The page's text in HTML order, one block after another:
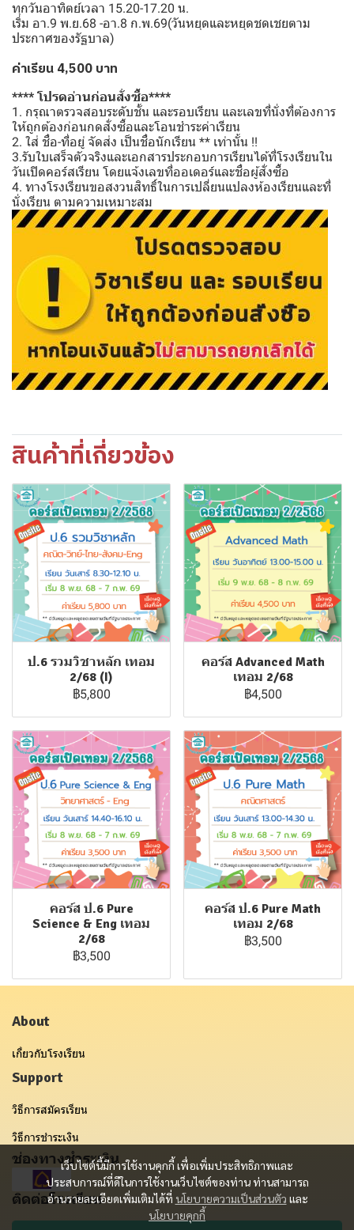
ทุกวันอาทิตย์เวลา 15.20-17.20 น.
เริ่ม อา.9 พ.ย.68 -อา.8 ก.พ.69(วันหยุดและหยุดชดเชยตาม
ประกาศของรัฐบาล)
ค่าเรียน 4,500 บาท
**** โปรดอ่านก่อนสั่งซื้อ****
1. กรุณาตรวจสอบระดับชั้น และรอบเรียน และเลขที่นั่งที่ต้องการ
ให้ถูกต้องก่อนกดสั่งซื้อและโอนชำระค่าเรียน
2. ใส่ ชื่อ-ที่อยู่ จัดส่ง เป็นชื่อนักเรียน ** เท่านั้น !!
3.รับใบเสร็จตัวจริงและเอกสารประกอบการเรียนได้ที่โรงเรียนใน
วันเปิดคอร์สเรียน โดยแจ้งเลขที่ออเดอร์และชื่อผู้สั่งซื้อ
4. ทางโรงเรียนขอสงวนสิทธิ์ในการเปลี่ยนแปลงห้องเรียนและที่
นั่งเรียน ตามความเหมาะสม
สินค้าที่เกี่ยวข้อง
ป.6 รวมวิชาหลัก เทอม
2/68 (I)
฿5,800
คอร์ส Advanced Math
เทอม 2/68
฿4,500
คอร์ส ป.6 Pure
Science & Eng เทอม
2/68
฿3,500
คอร์ส ป.6 Pure Math
เทอม 2/68
฿3,500
เว็บไซต์นี้มีการใช้งานคุกกี้ เพื่อเพิ่มประสิทธิภาพและ
ประสบการณ์ที่ดีในการใช้งานเว็บไซต์ของท่าน ท่านสามารถ
อ่านรายละเอียดเพิ่มเติมได้ที่ นโยบายความเป็นส่วนตัว และ
นโยบายคุกกี้
About
เกี่ยวกับโรงเรียน
Support
วิธีการสมัครเรียน
วิธีการชำระเงิน
ช่องทางชำระเงิน
ติดต่อโรงเรียน